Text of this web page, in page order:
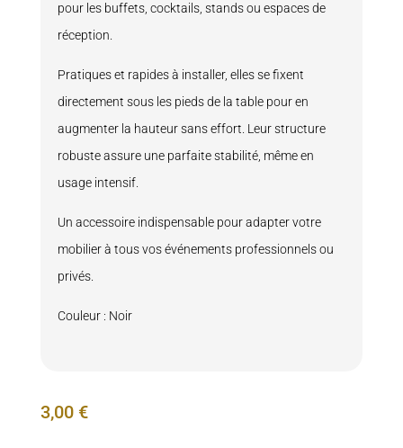
pour les buffets, cocktails, stands ou espaces de
réception.
Pratiques et rapides à installer, elles se fixent
directement sous les pieds de la table pour en
augmenter la hauteur sans effort. Leur structure
robuste assure une parfaite stabilité, même en
usage intensif.
Un accessoire indispensable pour adapter votre
mobilier à tous vos événements professionnels ou
privés.
Couleur : Noir
3,00 €